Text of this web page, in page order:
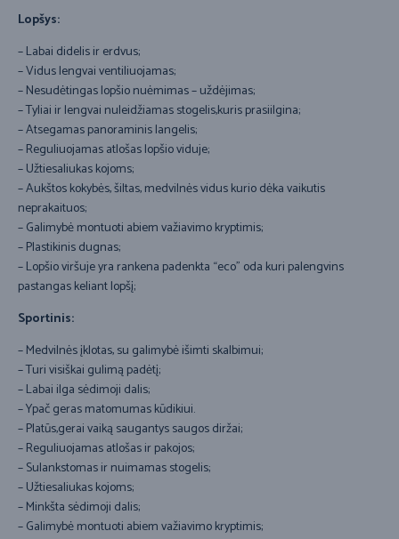
Lopšys:
– Labai didelis ir erdvus;
– Vidus lengvai ventiliuojamas;
– Nesudėtingas lopšio nuėmimas – uždėjimas;
– Tyliai ir lengvai nuleidžiamas stogelis,kuris prasiilgina;
– Atsegamas panoraminis langelis;
– Reguliuojamas atlošas lopšio viduje;
– Užtiesaliukas kojoms;
– Aukštos kokybės, šiltas, medvilnės vidus kurio dėka vaikutis
neprakaituos;
– Galimybė montuoti abiem važiavimo kryptimis;
– Plastikinis dugnas;
– Lopšio viršuje yra rankena padenkta “eco” oda kuri palengvins
pastangas keliant lopšį;
Sportinis:
– Medvilnės įklotas, su galimybė išimti skalbimui;
– Turi visiškai gulimą padėtį;
– Labai ilga sėdimoji dalis;
– Ypač geras matomumas kūdikiui.
– Platūs,gerai vaiką saugantys saugos diržai;
– Reguliuojamas atlošas ir pakojos;
– Sulankstomas ir nuimamas stogelis;
– Užtiesaliukas kojoms;
– Minkšta sėdimoji dalis;
– Galimybė montuoti abiem važiavimo kryptimis;